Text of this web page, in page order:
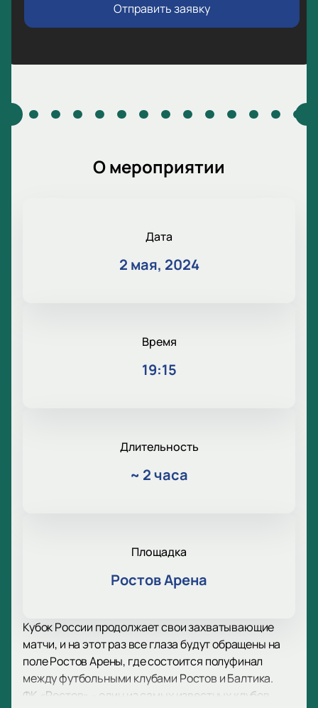
Отправить заявку
О мероприятии
Дата
2 мая, 2024
Время
19:15
Длительность
~ 2 часа
Площадка
Ростов Арена
Кубок России продолжает свои захватывающие
матчи, и на этот раз все глаза будут обращены на
поле Ростов Арены, где состоится полуфинал
между футбольными клубами Ростов и Балтика.
ФК «Ростов» - один из самых известных клубов